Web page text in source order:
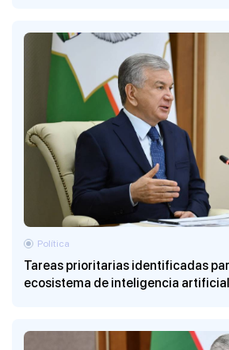
Tareas prioritarias identificadas
ecosistema de inteligencia artificial
Política